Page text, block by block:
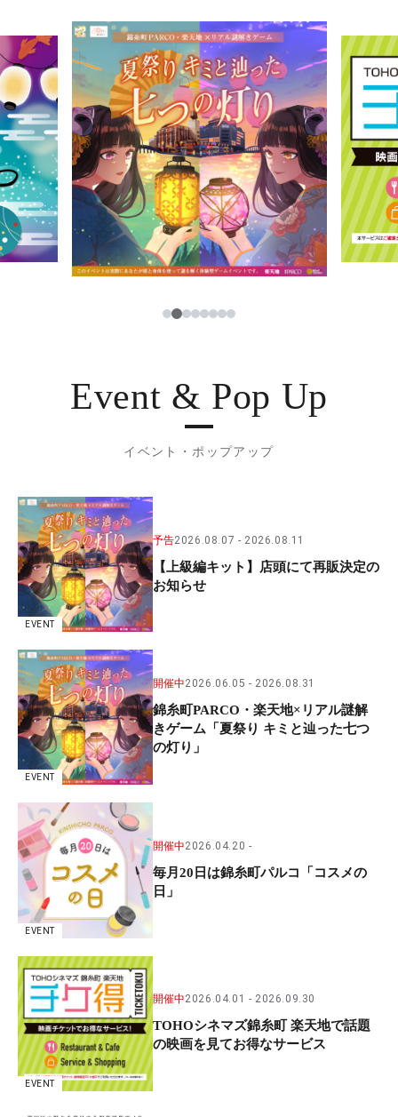
ニュース
レストラン・カフェ
TAX FREE
PARCOメンバーズ
JP
한국어
ภาษาไทย
日本語
1234567
Event & Pop Up
イベント・ポップアップ
EVENT
予告2026.08.07 2026.08.11
【上級編キット】店頭にて再販決定の
お知らせ
EVENT
開催中2026.06.05 2026.08.31
錦糸町PARCO・楽天地×リアル謎解
きゲーム「夏祭り キミと辿った七つ
の灯り」
EVENT
開催中2026.04.20
毎月20日は錦糸町パルコ「コスメの
日」
EVENT
開催中2026.04.01 2026.09.30
TOHOシネマズ錦糸町 楽天地で話題
の映画を見てお得なサービス